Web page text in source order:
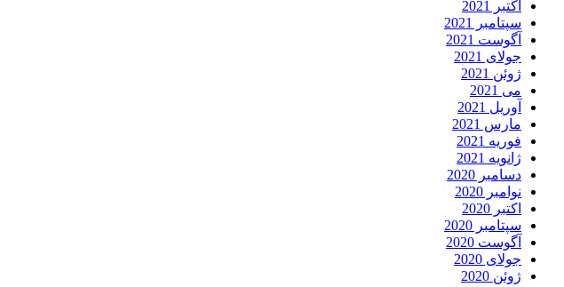
اکتبر 2021
سپتامبر 2021
آگوست 2021
جولای 2021
ژوئن 2021
می 2021
آوریل 2021
مارس 2021
فوریه 2021
ژانویه 2021
دسامبر 2020
نوامبر 2020
اکتبر 2020
سپتامبر 2020
آگوست 2020
جولای 2020
ژوئن 2020